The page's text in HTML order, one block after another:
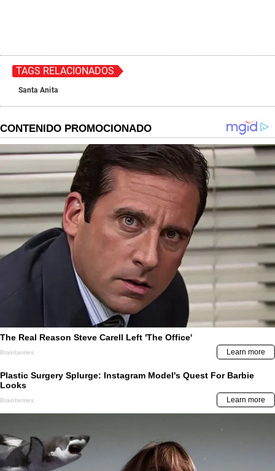
TAGS RELACIONADOS
Santa Anita